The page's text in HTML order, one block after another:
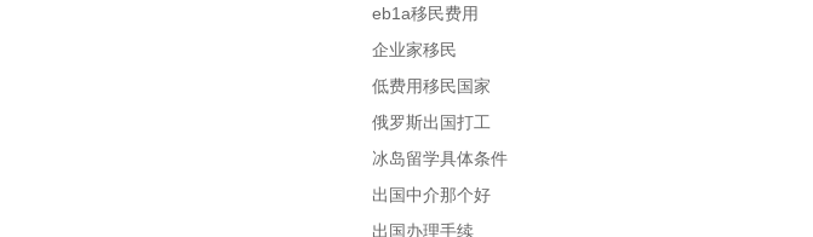
eb1a移民费用
企业家移民
低费用移民国家
俄罗斯出国打工
冰岛留学具体条件
出国中介那个好
出国办理手续